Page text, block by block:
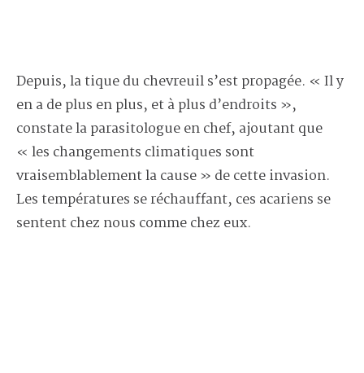
Depuis, la tique du chevreuil s’est propagée. « Il y
en a de plus en plus, et à plus d’endroits »,
constate la parasitologue en chef, ajoutant que
« les changements climatiques sont
vraisemblablement la cause » de cette invasion.
Les températures se réchauffant, ces acariens se
sentent chez nous comme chez eux.